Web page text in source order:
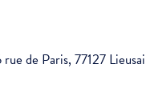
de Paris, 77127